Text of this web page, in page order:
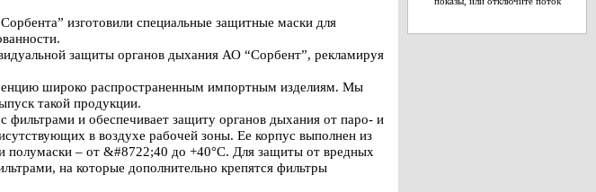
изготовили специальные защитные маски для
защиты органов дыхания АО “Сорбент”, рекламируя
широко распространенным импортным изделиям. Мы
такой продукции.
фильтрами и обеспечивает защиту органов дыхания от паро- и
в воздухе рабочей зоны. Ее корпус выполнен из
полумаски – от &#8722;40 до +40°С. Для защиты от вредных
на которые дополнительно крепятся фильтры